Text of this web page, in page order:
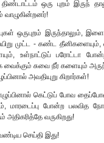
ஒரு புறம் இருந்
வாழுகின்றனர்!
ஒருபுறம் இருந்தாலும்,
முட்ட - கண்ட
உள்நாட்டுப் பரோட்டா
வைக்கும் சுவை நீர் களையும்
அவதியுறு கிறார்கள்!
கெட்டுப் போவ
மாரடைப்பு போன்ற பலவித
வருகிறது!
செய்தி இது!